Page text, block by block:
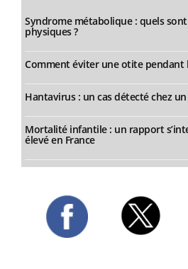
Syndrome métabolique : quels
physiques ?
Comment éviter une otite pendant
Hantavirus : un cas détecté chez
Mortalité infantile : un rapport
élevé en France